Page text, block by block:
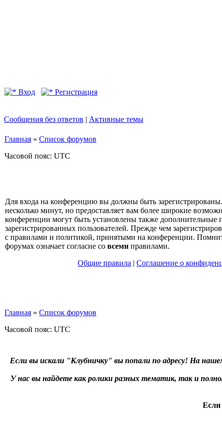
Вход Регистрация
Сообщения без ответов | Активные темы
Главная » Список форумов
Часовой пояс: UTC
Для входа на конференцию вы должны быть зарегистрированы.
несколько минут, но предоставляет вам более широкие
конференции могут быть установлены также дополнительные
зарегистрированных пользователей. Прежде чем
с правилами и политикой, принятыми на конференции.
форумах означает согласие со всеми правилами.
Общие правила | Соглашение о
Главная » Список форумов
Часовой пояс: UTC
Если вы искали "Клубничку" вы попали по адресу! На
У нас вы найдете как ролики разных тематик, так и
Если